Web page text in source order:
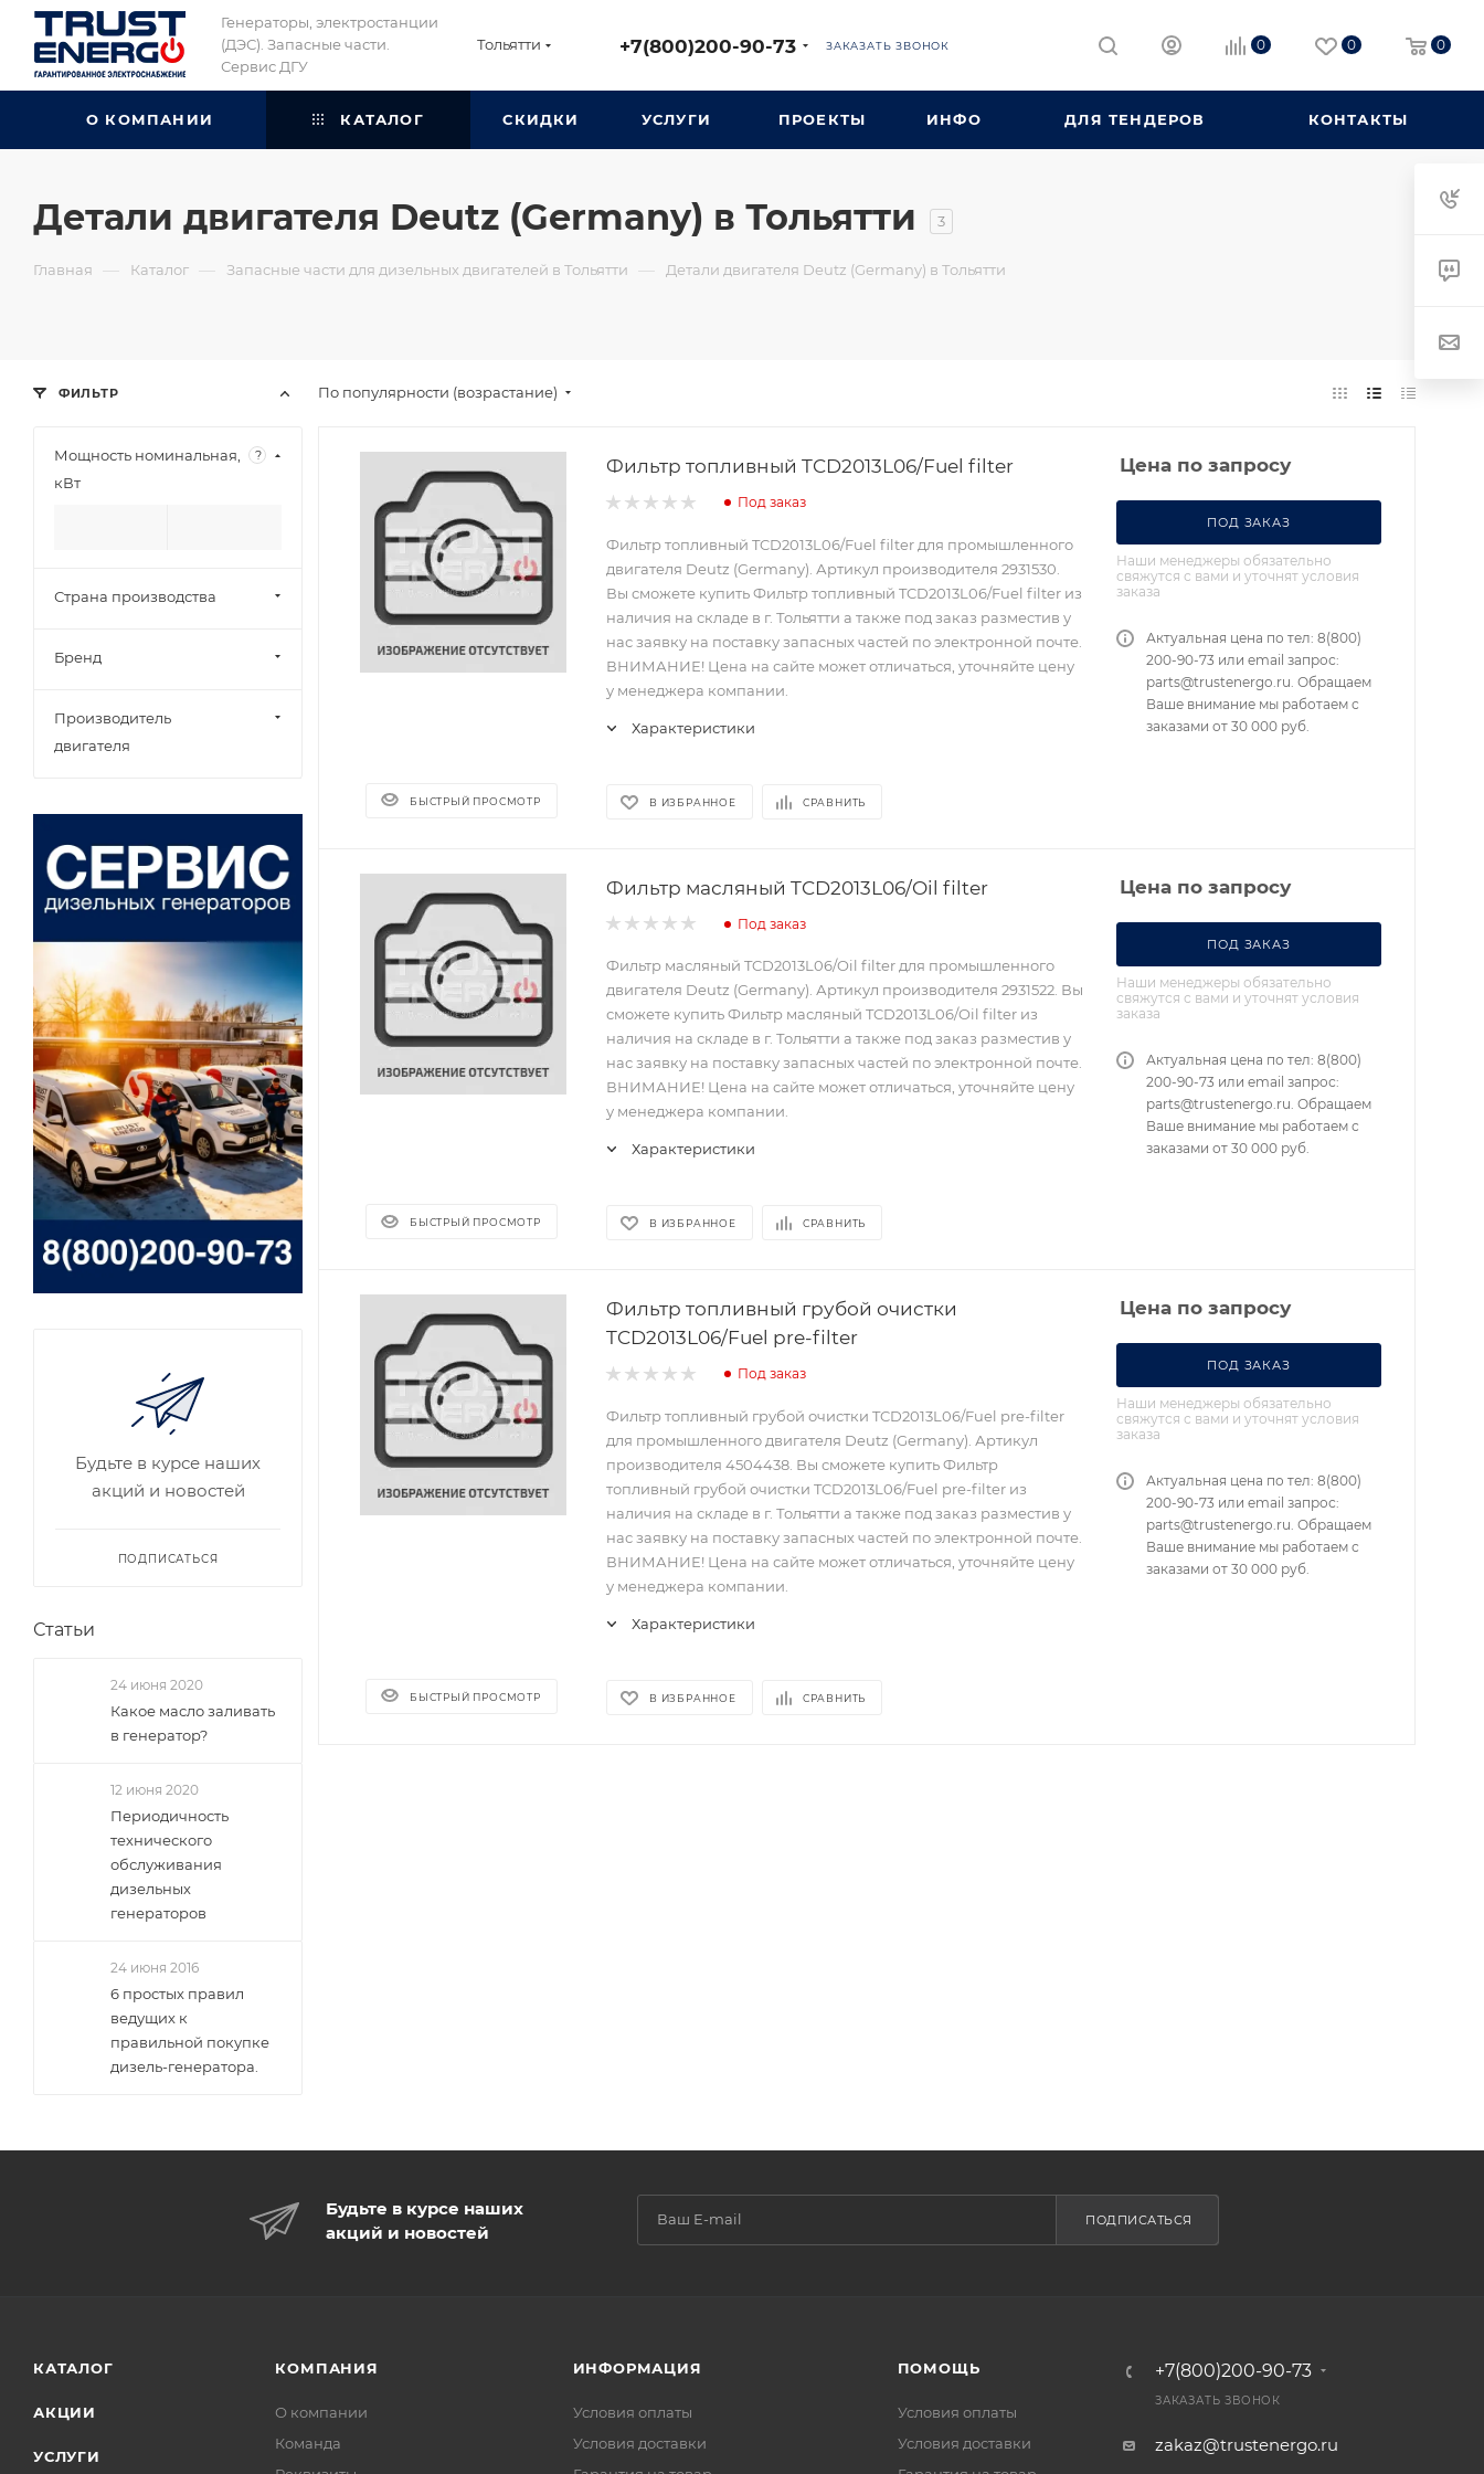
Генераторы, электростанции
(ДЭС). Запасные части.
Сервис ДГУ
Тольятти +7(800)200-90-73 ЗАКАЗАТЬ ЗВОНОК 0 0 0
О КОМПАНИИ КАТАЛОГ СКИДКИ УСЛУГИ ПРОЕКТЫ ИНФО ДЛЯ ТЕНДЕРОВ КОНТАКТЫ
Детали двигателя Deutz (Germany) в Тольятти 3
Главная — Каталог — Запасные части для дизельных двигателей в Тольятти — Детали двигателя Deutz (Germany) в Тольятти
По популярности (возрастание)
БЫСТРЫЙ ПРОСМОТР
Фильтр топливный TCD2013L06/Fuel filter
Под заказ
Фильтр топливный TCD2013L06/Fuel filter для промышленного
двигателя Deutz (Germany). Артикул производителя 2931530.
Вы сможете купить Фильтр топливный TCD2013L06/Fuel filter из
наличия на складе в г. Тольятти а также под заказ разместив у
нас заявку на поставку запасных частей по электронной почте.
ВНИМАНИЕ! Цена на сайте может отличаться, уточняйте цену
у менеджера компании.
Характеристики
В ИЗБРАННОЕ СРАВНИТЬ
Цена по запросу
ПОД ЗАКАЗ
Наши менеджеры обязательно
свяжутся с вами и уточнят условия
заказа
Актуальная цена по тел: 8(800)
200-90-73 или email запрос:
parts@trustenergo.ru. Обращаем
Ваше внимание мы работаем с
заказами от 30 000 руб.
БЫСТРЫЙ ПРОСМОТР
Фильтр масляный TCD2013L06/Oil filter
Под заказ
Фильтр масляный TCD2013L06/Oil filter для промышленного
двигателя Deutz (Germany). Артикул производителя 2931522. Вы
сможете купить Фильтр масляный TCD2013L06/Oil filter из
наличия на складе в г. Тольятти а также под заказ разместив у
нас заявку на поставку запасных частей по электронной почте.
ВНИМАНИЕ! Цена на сайте может отличаться, уточняйте цену
у менеджера компании.
Характеристики
В ИЗБРАННОЕ СРАВНИТЬ
Цена по запросу
ПОД ЗАКАЗ
Наши менеджеры обязательно
свяжутся с вами и уточнят условия
заказа
Актуальная цена по тел: 8(800)
200-90-73 или email запрос:
parts@trustenergo.ru. Обращаем
Ваше внимание мы работаем с
заказами от 30 000 руб.
БЫСТРЫЙ ПРОСМОТР
Фильтр топливный грубой очистки
TCD2013L06/Fuel pre-filter
Под заказ
Фильтр топливный грубой очистки TCD2013L06/Fuel pre-filter
для промышленного двигателя Deutz (Germany). Артикул
производителя 4504438. Вы сможете купить Фильтр
топливный грубой очистки TCD2013L06/Fuel pre-filter из
наличия на складе в г. Тольятти а также под заказ разместив у
нас заявку на поставку запасных частей по электронной почте.
ВНИМАНИЕ! Цена на сайте может отличаться, уточняйте цену
у менеджера компании.
Характеристики
В ИЗБРАННОЕ СРАВНИТЬ
Цена по запросу
ПОД ЗАКАЗ
Наши менеджеры обязательно
свяжутся с вами и уточнят условия
заказа
Актуальная цена по тел: 8(800)
200-90-73 или email запрос:
parts@trustenergo.ru. Обращаем
Ваше внимание мы работаем с
заказами от 30 000 руб.
ФИЛЬТР
Мощность номинальная,
кВт
?
Страна производства
Бренд
Производитель
двигателя
Будьте в курсе наших
акций и новостей
ПОДПИСАТЬСЯ
Статьи
24 июня 2020
Какое масло заливать
в генератор?
12 июня 2020
Периодичность
технического
обслуживания
дизельных
генераторов
24 июня 2016
6 простых правил
ведущих к
правильной покупке
дизель-генератора.
Будьте в курсе наших
акций и новостей
ПОДПИСАТЬСЯ
КАТАЛОГ
АКЦИИ
УСЛУГИ
КОМПАНИЯ
О компании
Команда
ИНФОРМАЦИЯ
Условия оплаты
Условия доставки
ПОМОЩЬ
Условия оплаты
Условия доставки
+7(800)200-90-73
ЗАКАЗАТЬ ЗВОНОК
zakaz@trustenergo.ru